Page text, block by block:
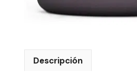
Descripción